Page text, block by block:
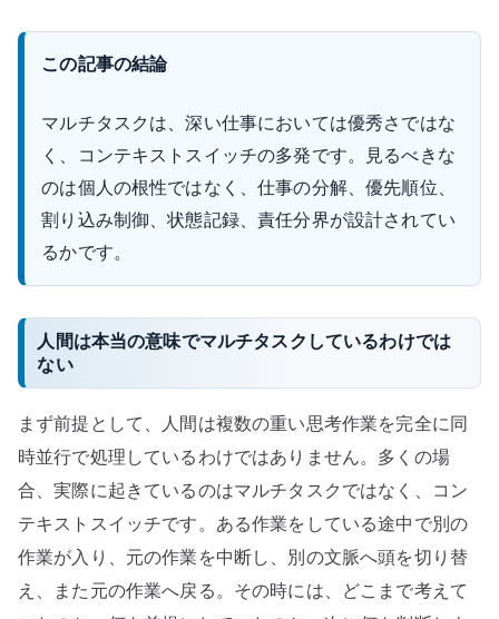
考
この記事の結論
マルチタスクは、深い仕事においては優秀さではな
く、コンテキストスイッチの多発です。見るべきな
のは個人の根性ではなく、仕事の分解、優先順位、
割り込み制御、状態記録、責任分界が設計されてい
るかです。
人間は本当の意味でマルチタスクしているわけでは
ない
まず前提として、人間は複数の重い思考作業を完全に同
時並行で処理しているわけではありません。多くの場
合、実際に起きているのはマルチタスクではなく、コン
テキストスイッチです。ある作業をしている途中で別の
作業が入り、元の作業を中断し、別の文脈へ頭を切り替
え、また元の作業へ戻る。その時には、どこまで考えて